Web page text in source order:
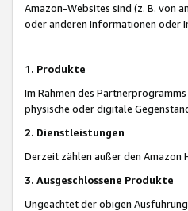
Amazon-Websites sind (z. B. von
oder anderen Informationen oder
1. Produkte
Im Rahmen des
physische oder digitale
2. Dienstleistungen
Derzeit zählen außer den Amazon
3. Ausgeschlossene Produkte
Ungeachtet der obigen